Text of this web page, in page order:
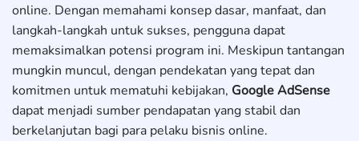
online. Dengan memahami konsep dasar, manfaat, dan
langkah-langkah untuk sukses, pengguna dapat
memaksimalkan potensi program ini. Meskipun tantangan
mungkin muncul, dengan pendekatan yang tepat dan
komitmen untuk mematuhi kebijakan, Google AdSense
dapat menjadi sumber pendapatan yang stabil dan
berkelanjutan bagi para pelaku bisnis online.